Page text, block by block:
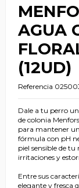
AGUA
(12UD)
Referencia
Dale a tu perro
de colonia
para mantener
fórmula con pH
piel sensible de
irritaciones y
Entre sus
elegante y fresca